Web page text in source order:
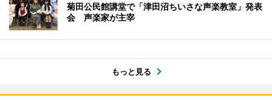
菊田公民館講堂で「津田沼ちいさな声楽教室」発表
会 声楽家が主宰
もっと見る